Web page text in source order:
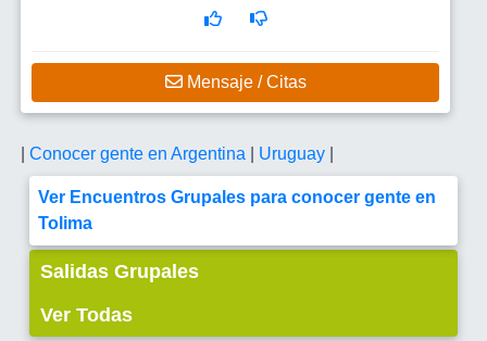
Mensaje / Citas
Conocer gente en Argentina Uruguay
Ver Encuentros Grupales para conocer gente en
Tolima
Salidas Grupales
Ver Todas